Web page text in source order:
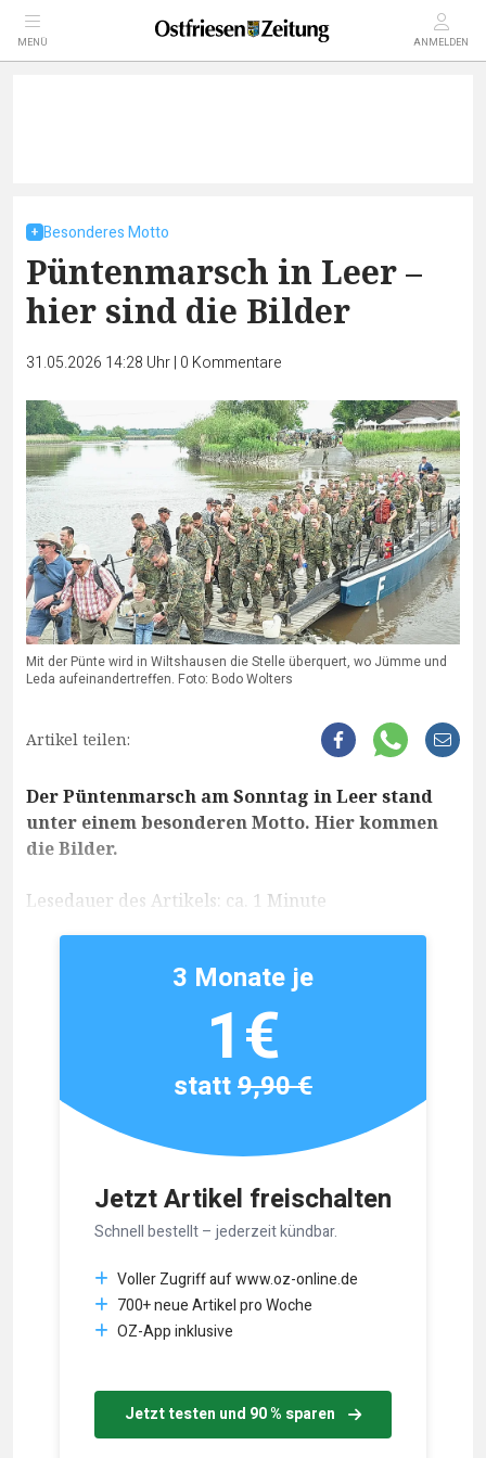
MENÜ ANMELDEN
Besonderes Motto
Püntenmarsch in Leer –
hier sind die Bilder
31.05.2026 14:28 Uhr| 0 Kommentare
Mit der Pünte wird in Wiltshausen die Stelle überquert, wo Jümme und
Leda aufeinandertreffen. Foto: Bodo Wolters
Artikel teilen:
Der Püntenmarsch am Sonntag in Leer stand
unter einem besonderen Motto. Hier kommen
die Bilder.
Lesedauer des Artikels: ca. 1 Minute
Jetzt Artikel freischalten
Schnell bestellt – jederzeit kündbar.
Voller Zugriff auf www.oz-online.de
700+ neue Artikel pro Woche
OZ-App inklusive
Jetzt testen und 90 % sparen
3 Monate je
1€
statt9,90 €